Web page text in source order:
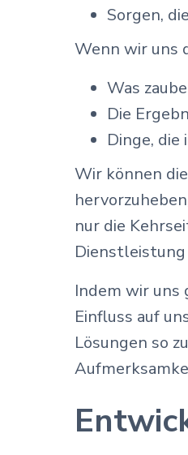
Sorgen,
Wenn wir uns
Was
Die
Dinge,
Wir können
nur die
Dienstleistung
Indem wir uns
Einfluss auf
Lösungen so